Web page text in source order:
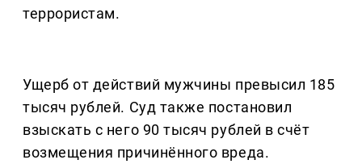
террористам.
Ущерб от действий мужчины превысил 185
тысяч рублей. Суд также постановил
взыскать с него 90 тысяч рублей в счёт
возмещения причинённого вреда.